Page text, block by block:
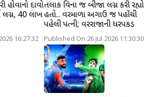
હોવાનો દાવો
લગ્ન, 40 લાખ
16:27:32
તલાક વિના જ બીજા લગ્ન કરી રહ્યો
હતો.. વરમાળા અગાઉ જ પહોંચી
પહેલી પત્ની; વરરાજાની ધરપકડ
Published On 26 Jul 2026 11:30:30